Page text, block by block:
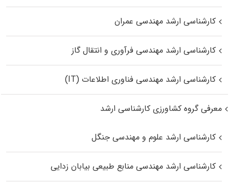
کارشناسی ارشد مهندسی عمران
کارشناسی ارشد مهندسی فرآوری و انتقال گاز
کارشناسی ارشد مهندسی فناوری اطلاعات (IT)
معرفی گروه کشاورزی کارشناسی ارشد
کارشناسی ارشد علوم و مهندسی جنگل
کارشناسی ارشد مهندسی منابع طبیعی بیابان زدایی